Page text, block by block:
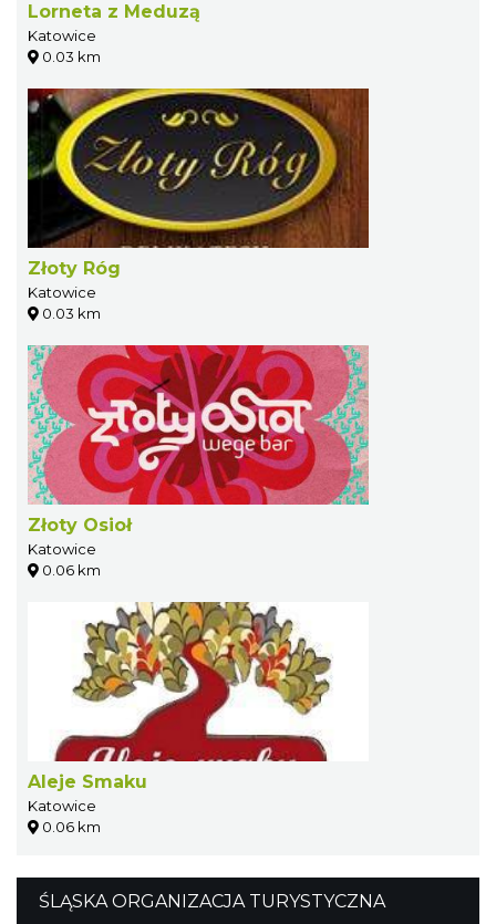
Lorneta z Meduzą
Katowice
0.03 km
Złoty Róg
Katowice
0.03 km
Złoty Osioł
Katowice
0.06 km
Aleje Smaku
Katowice
0.06 km
ŚLĄSKA ORGANIZACJA TURYSTYCZNA